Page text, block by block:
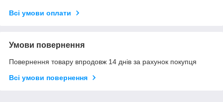
Всі умови оплати
Умови повернення
Повернення товару впродовж 14 днів за рахунок покупця
Всі умови повернення